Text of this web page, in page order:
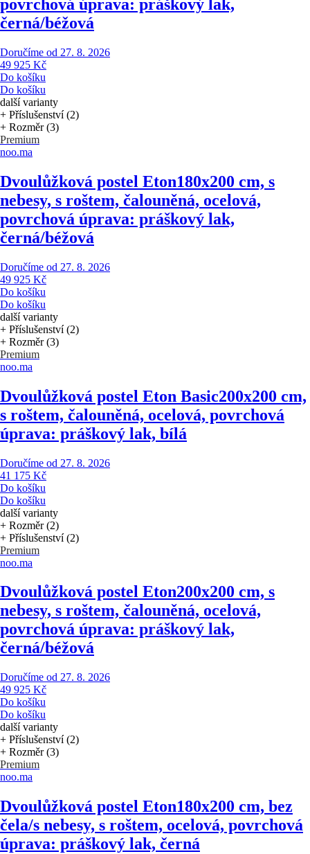
povrchová úprava: práškový lak,
černá/béžová
Doručíme od 27. 8. 2026
49 925 Kč
Do košíku
Do košíku
další varianty
+ Příslušenství (2)
+ Rozměr (3)
Premium
noo.ma
Dvoulůžková postel Eton180x200 cm, s
nebesy, s roštem, čalouněná, ocelová,
povrchová úprava: práškový lak,
černá/béžová
Doručíme od 27. 8. 2026
49 925 Kč
Do košíku
Do košíku
další varianty
+ Příslušenství (2)
+ Rozměr (3)
Premium
noo.ma
Dvoulůžková postel Eton Basic200x200 cm,
s roštem, čalouněná, ocelová, povrchová
úprava: práškový lak, bílá
Doručíme od 27. 8. 2026
41 175 Kč
Do košíku
Do košíku
další varianty
+ Rozměr (2)
+ Příslušenství (2)
Premium
noo.ma
Dvoulůžková postel Eton200x200 cm, s
nebesy, s roštem, čalouněná, ocelová,
povrchová úprava: práškový lak,
černá/béžová
Doručíme od 27. 8. 2026
49 925 Kč
Do košíku
Do košíku
další varianty
+ Příslušenství (2)
+ Rozměr (3)
Premium
noo.ma
Dvoulůžková postel Eton180x200 cm, bez
čela/s nebesy, s roštem, ocelová, povrchová
úprava: práškový lak, černá